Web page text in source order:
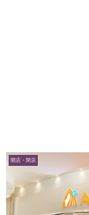
開店・閉店